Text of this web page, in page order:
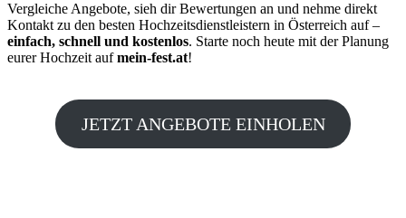
Vergleiche Angebote, sieh dir Bewertungen an und nehme direkt
Kontakt zu den besten Hochzeitsdienstleistern in Österreich auf –
einfach, schnell und kostenlos. Starte noch heute mit der Planung
eurer Hochzeit aufmein-fest.at!
JETZT ANGEBOTE EINHOLEN